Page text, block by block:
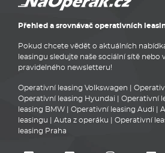
Přehled a srovnávač operativních
Pokud chcete vědět o aktuálních
leasingu sledujte naše sociální sítě nebo
pravidelného newsletteru!
Operativní leasing Volkswagen
Operativní leasing Hyundai
Operativní
leasing BMW
Operativní leasing Audi
leasingu
Auta z operáku Operativní
leasing Praha